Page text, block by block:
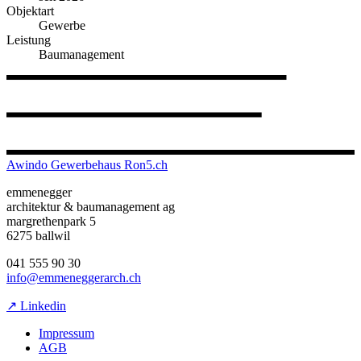
Objektart
Gewerbe
Leistung
Baumanagement
Awindo Gewerbehaus Ron5.ch
emmenegger
architektur & baumanagement ag
margrethenpark 5
6275 ballwil
041 555 90 30
info@emmeneggerarch.ch
↗ Linkedin
Impressum
AGB